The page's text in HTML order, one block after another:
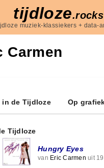
tijdloze.rocks
muziek-klassiekers + data-
Carmen
in de Tijdloze Op
Tijdloze
Hungry Eyes
van Eric Carmen uit